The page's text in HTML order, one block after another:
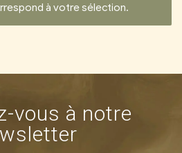
à votre sélection.
vous à notre